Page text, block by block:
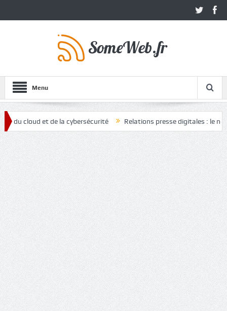
Menu
et de la cybersécurité Relations presse digitales : le nouvel